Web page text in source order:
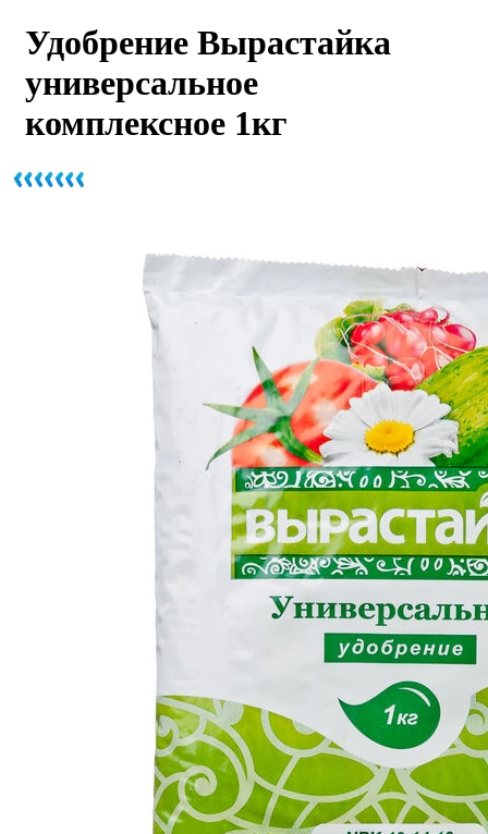
Удобрение Вырастайка
универсальное
комплексное 1кг